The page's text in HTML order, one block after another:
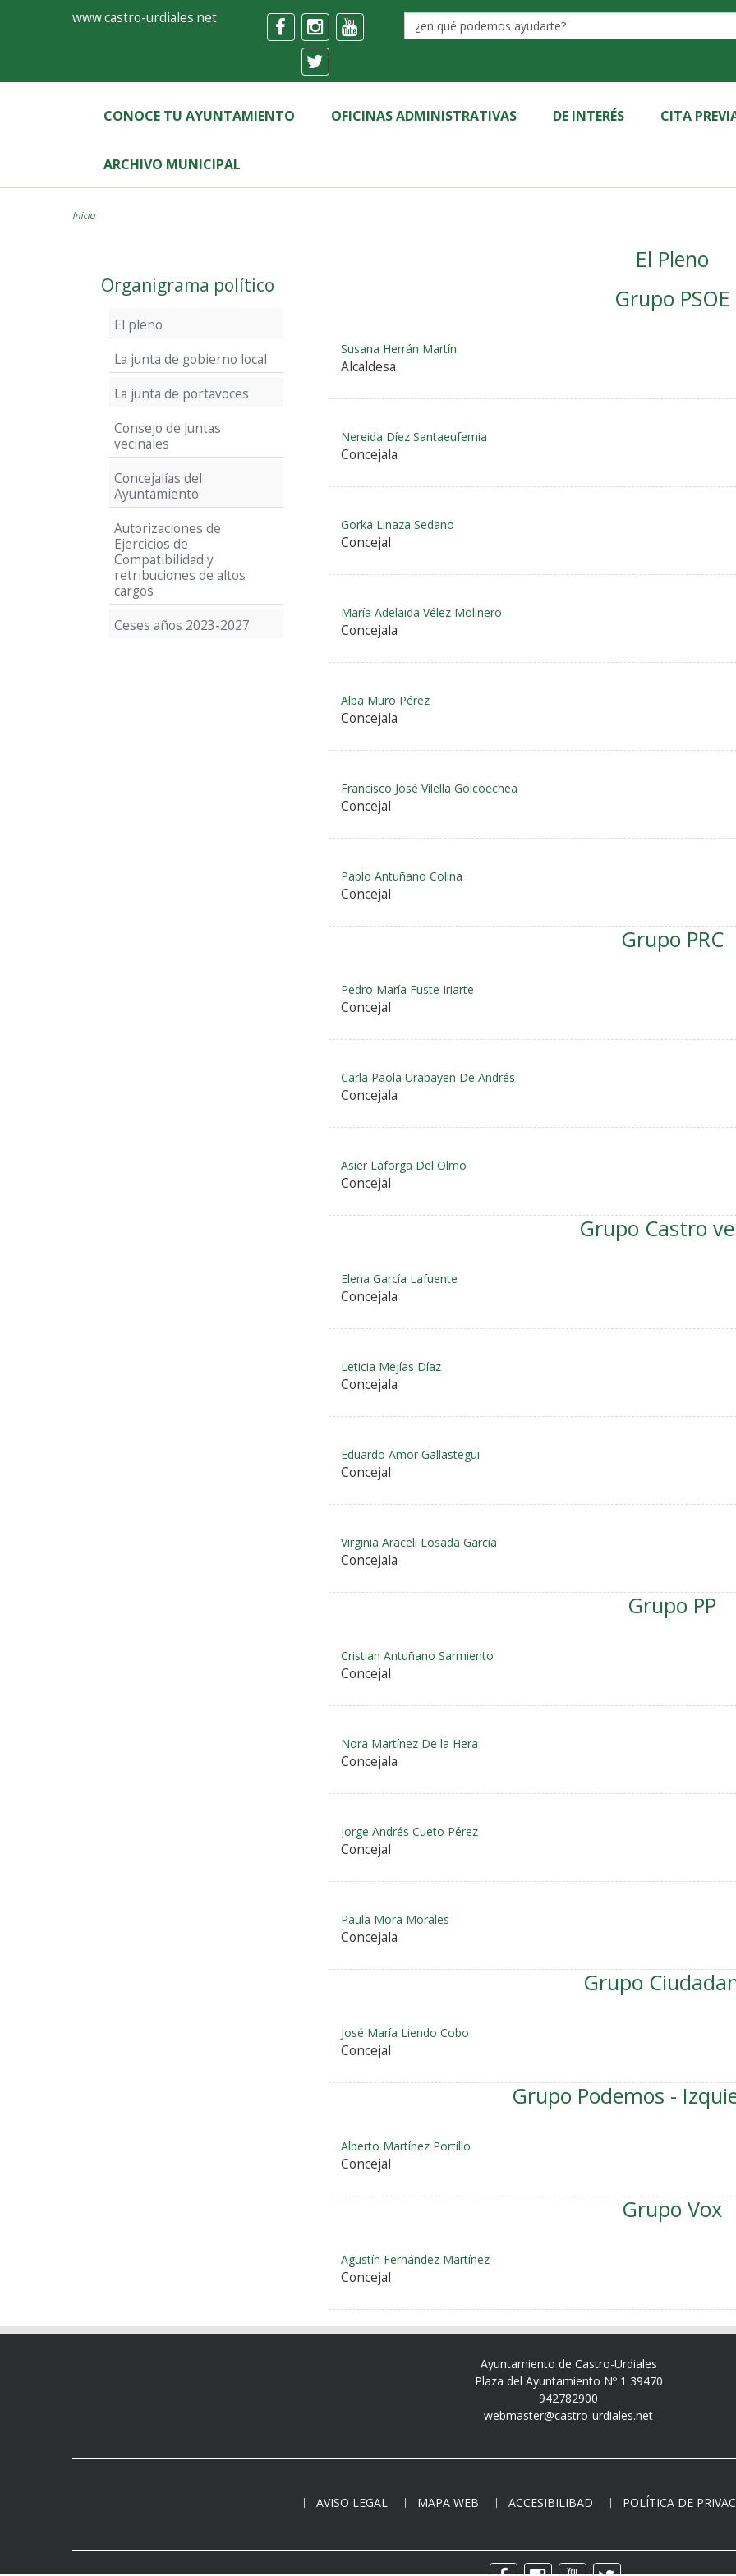
FormularioAyuntamiento
Castro-
Urdiales
www.castro-urdiales.net
CONOCE TU AYUNTAMIENTO OFICINAS ADMINISTRATIVAS DE INTERÉS CITA
ARCHIVO MUNICIPAL
Inicio
El Pleno
Grupo PSOE
Susana Herrán Martín
Alcaldesa
Nereida Díez Santaeufemia
Concejala
Gorka Linaza Sedano
Concejal
María Adelaida Vélez Molinero
Concejala
Alba Muro Pérez
Concejala
Francisco José Vilella Goicoechea
Concejal
Pablo Antuñano Colina
Concejal
Grupo PRC
Pedro María Fuste Iriarte
Concejal
Carla Paola Urabayen De Andrés
Concejala
Asier Laforga Del Olmo
Concejal
Grupo Castro
Elena García Lafuente
Concejala
Leticia Mejías Díaz
Concejala
Eduardo Amor Gallastegui
Concejal
Virginia Araceli Losada García
Concejala
Grupo PP
Cristian Antuñano Sarmiento
Concejal
Nora Martínez De la Hera
Concejala
Jorge Andrés Cueto Pérez
Concejal
Paula Mora Morales
Concejala
Grupo
José María Liendo Cobo
Concejal
Grupo Podemos -
Alberto Martínez Portillo
Concejal
Grupo Vox
Agustín Fernández Martínez
Concejal
Organigrama político
El pleno
La junta de gobierno local
La junta de portavoces
Consejo de Juntas
vecinales
Concejalías del
Ayuntamiento
Autorizaciones de
Ejercicios de
Compatibilidad y
retribuciones de altos
cargos
Ceses años 2023-2027
Ayuntamiento de Castro-Urdiales
Plaza del Ayuntamiento Nº 1 39470
942782900
webmaster@castro-urdiales.net
AVISO LEGAL MAPA WEB ACCESIBILIBAD POLÍTICA DE